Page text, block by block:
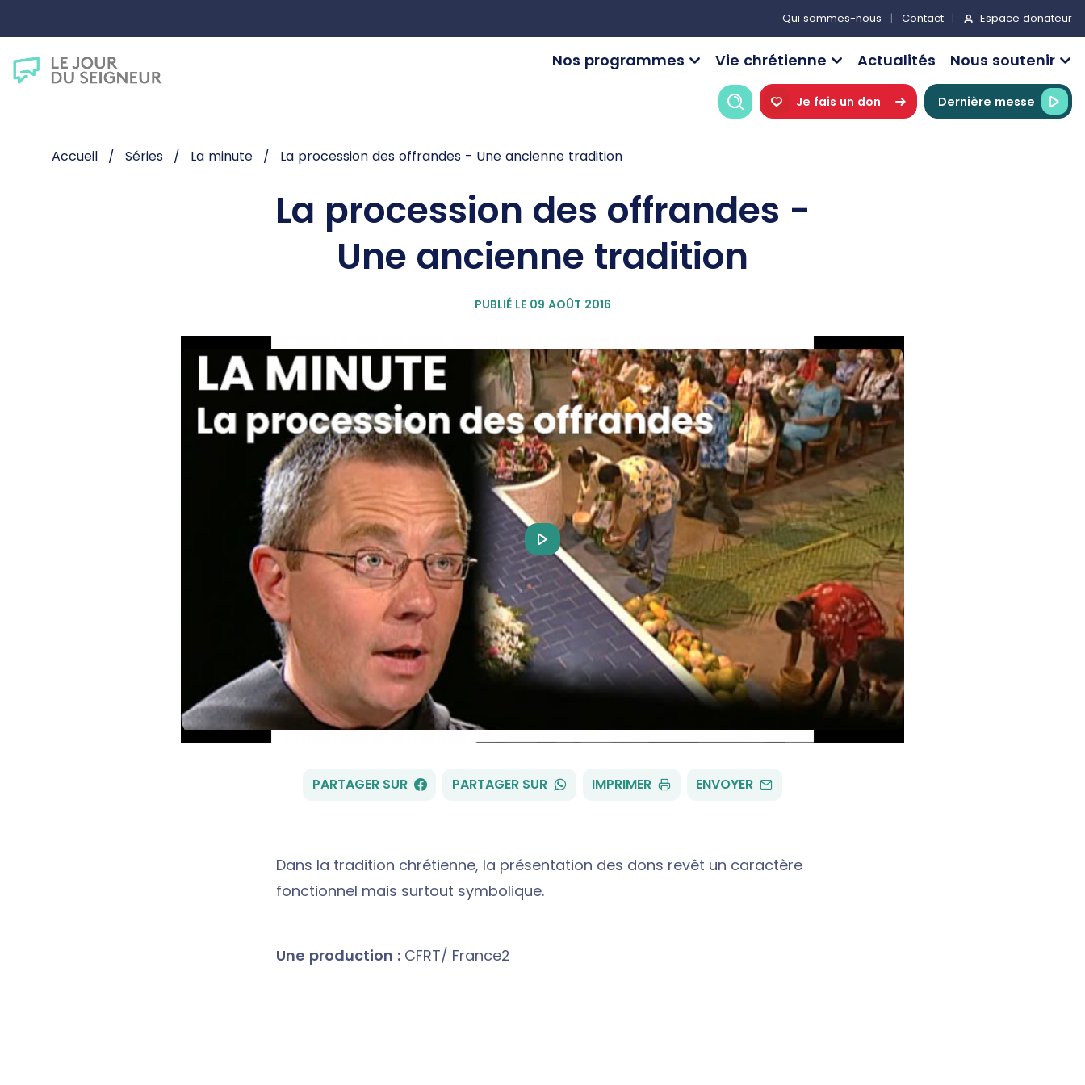
Qui sommes-nous Contact Espace donateur
Nos programmes Vie chrétienne Actualités Nous soutenir
RechercheJe fais un don Dernière messe
Accueil Séries La minute La procession des offrandes - Une ancienne tradition
La procession des offrandes -
Une ancienne tradition
PUBLIÉ LE 09 AOÛT 2016
Play
Video
PARTAGER SUR FACEBOOK
PARTAGER SUR WHATSAPP
IMPRIMER ENVOYER PAR
Dans la tradition chrétienne, la présentation des dons revêt un caractère
fonctionnel mais surtout symbolique.
Une production : CFRT/ France2